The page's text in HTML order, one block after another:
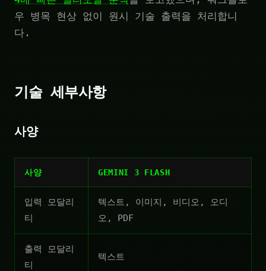
우 병목 현상 없이 원시 기술 출력을 처리합니
다.
기술 세부사항
사양
사양 GEMINI 3 FLASH
입력 모달리
티
텍스트, 이미지, 비디오, 오디
오, PDF
출력 모달리
티
텍스트